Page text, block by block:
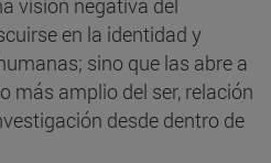
en la identidad y
sino que las abre a
más amplio del ser, relación
desde dentro de